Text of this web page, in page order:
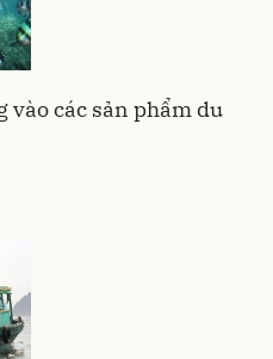
vào các sản phẩm du